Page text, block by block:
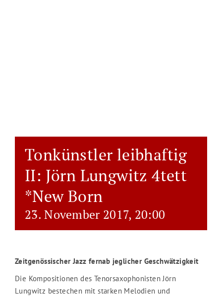
Tonkünstler leibhaftig
II: Jörn Lungwitz 4tett
*New Born
23. November 2017, 20:00
Zeitgenössischer Jazz fernab jeglicher Geschwätzigkeit
Die Kompositionen des Tenorsaxophonisten Jörn
Lungwitz bestechen mit starken Melodien und